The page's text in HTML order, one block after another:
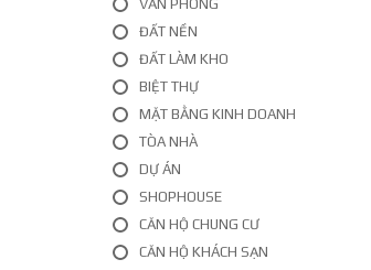
VĂN PHÒNG
ĐẤT NỀN
ĐẤT LÀM KHO
BIỆT THỰ
MẶT BẰNG KINH DOANH
TÒA NHÀ
DỰ ÁN
SHOPHOUSE
CĂN HỘ CHUNG CƯ
CĂN HỘ KHÁCH SẠN